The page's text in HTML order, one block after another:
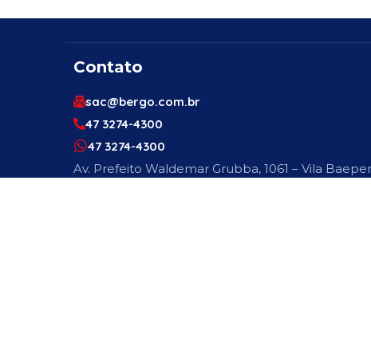
Contato
sac@bergo.com.br
47 3274-4300
47 3274-4300
Av. Prefeito Waldemar Grubba, 1061 – Vila